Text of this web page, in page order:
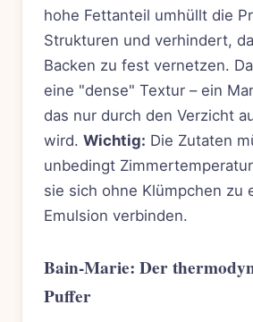
hohe Fettanteil umhüllt die
Strukturen und verhindert,
Backen zu fest vernetzen.
eine "dense" Textur – ein
das nur durch den Verzicht
wird. Wichtig: Die Zutaten
unbedingt
sie sich ohne Klümpchen zu
Emulsion verbinden.
Bain-Marie: Der
Puffer